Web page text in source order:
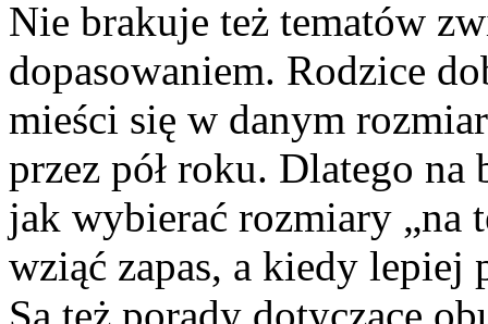
Nie brakuje też tematów
dopasowaniem. Rodzice
mieści się w danym
przez pół roku. Dlatego
jak wybierać rozmiary „na
wziąć zapas, a kiedy lepiej
Są też porady dotyczące